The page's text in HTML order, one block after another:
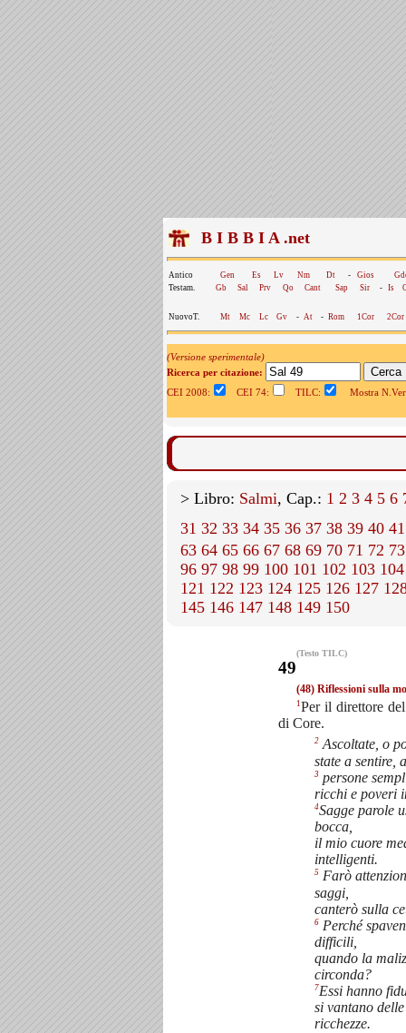
B I B B I A .net
Antico Gen Es Lv Nm Dt - Gios
Testam.
Gb Sal Prv Qo Cant Sap Sir - Is
NuovoT. Mt Mc Lc Gv - At - Rom 1Cor 2Cor
(Versione sperimentale)
Ricerca per citazione:
CEI 2008:
CEI 74: TILC: Mostra
> Libro: Salmi, Cap.: 1 2 3 4 5 6
31 32 33 34 35 36 37 38 39 40 41
63 64 65 66 67 68 69 70 71 72 73
96 97 98 99 100 101 102 103 104
121 122 123 124 125 126 127
145 146 147 148 149 150
(Testo TILC)
49
(48) Riflessioni sulla
1Per il direttore
di Core.
2 Ascoltate, o
state a sentire,
3 persone
ricchi e poveri
4Sagge parole
bocca,
il mio cuore
intelligenti.
5 Farò
saggi,
canterò sulla
6 Perché
difficili,
quando la
circonda?
7Essi hanno
si vantano
ricchezze.